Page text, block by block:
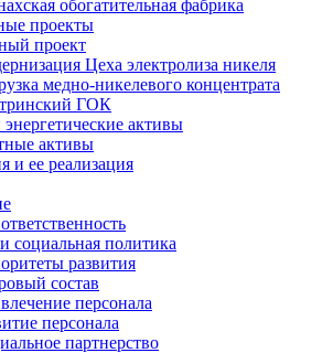
обогатительная фабрика
проекты
проект
Цеха электролиза никеля
медно-никелевого концентрата
ГОК
активы
активы
и ее реализация
социальная политика
развития
состав
персонала
персонала
партнерство